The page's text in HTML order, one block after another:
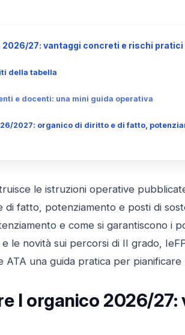
2026/27: vantaggi concreti e rischi pratici
della tabella
e docenti: una mini guida operativa
2027: organico di diritto e di fatto,
le istruzioni operative
di fatto, potenziamento e posti di
e come si garantiscono i
le novità sui percorsi di II grado,
ATA una guida pratica per
l organico 2026/